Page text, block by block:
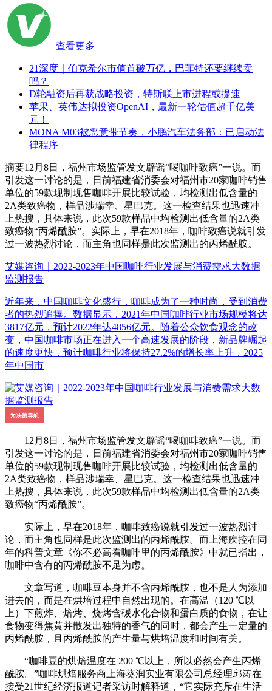
查看更多
21深度｜伯克希尔市值首破万亿，巴菲特还要继续卖
吗？
D轮融资后再获战略投资，特斯联上市进程或提速
苹果、英伟达拟投资OpenAI，最新一轮估值超千亿美
元！
MONA M03被恶意带节奏，小鹏汽车法务部：已启动法
律程序
摘要12月8日，福州市场监管发文辟谣“喝咖啡致癌”一说。而
引发这一讨论的是，日前福建省消委会对福州市20家咖啡销售
单位的59款现制现售咖啡开展比较试验，均检测出低含量的
2A类致癌物，样品涉瑞幸、星巴克。这一检查结果也迅速冲
上热搜，具体来说，此次59款样品中均检测出低含量的2A类
致癌物“丙烯酰胺”。实际上，早在2018年，咖啡致癌说就引发
过一波热烈讨论，而主角也同样是此次监测出的丙烯酰胺。
艾媒咨询｜2022-2023年中国咖啡行业发展与消费需求大数据
监测报告
近年来，中国咖啡文化盛行，咖啡成为了一种时尚，受到消费
者的热烈追捧。数据显示，2021年中国咖啡行业市场规模将达
3817亿元，预计2022年达4856亿元。随着公众饮食观念的改
变，中国咖啡市场正在进入一个高速发展的阶段，新品牌崛起
的速度更快，预计咖啡行业将保持27.2%的增长率上升，2025
年中国市
12月8日，福州市场监管发文辟谣“喝咖啡致癌”一说。而
引发这一讨论的是，日前福建省消委会对福州市20家咖啡销售
单位的59款现制现售咖啡开展比较试验，均检测出低含量的
2A类致癌物，样品涉瑞幸、星巴克。这一检查结果也迅速冲
上热搜，具体来说，此次59款样品中均检测出低含量的2A类
致癌物“丙烯酰胺”。
实际上，早在2018年，咖啡致癌说就引发过一波热烈讨
论，而主角也同样是此次监测出的丙烯酰胺。而上海疾控在同
年的科普文章《你不必高看咖啡里的丙烯酰胺》中就已指出，
咖啡中含有的丙烯酰胺不足为虑。
文章写道，咖啡豆本身并不含丙烯酰胺，也不是人为添加
进去的，而是在烘培过程中自然出现的。在高温（120 ℃以
上）下煎炸、焙烤、烧烤含碳水化合物和蛋白质的食物，在让
食物变得焦黄并散发出独特的香气的同时，都会产生一定量的
丙烯酰胺，且丙烯酰胺的产生量与烘培温度和时间有关。
“咖啡豆的烘焙温度在 200 ℃以上，所以必然会产生丙烯
酰胺。”咖啡烘焙服务商上海葵润实业有限公司总经理邱涛在
接受21世纪经济报道记者采访时解释道，“它实际充斥在生活